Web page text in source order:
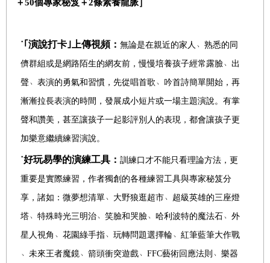
＋50個專家秘笈＋2條素養龍脈］
˙｢演說打卡｣上傳視頻： 無論是在親近的家人 ﹅ 熟悉的同
儕群組或是網路陌生的網友前，慢慢培養孩子經常露臉﹅ 出
聲﹅ 表演的勇氣和習慣，先從唱首歌 ﹅ 吟首詩簡單開始，再
漸漸拉長表演的時間，發展成小短片或一場主題演說 。有掌
聲和讚美，甚至讓孩子一起影評別人的表現，都會讓孩子更
加樂意繼續練習演說。
˙好玩易學的演練工具： 訓練口才不能只看理論方法，更
重要是實際練習，作者獨創的各種練習工具與專家秘笈分
享，諸如：微夢想清單﹅ 大野狼逛超市﹅ 超級英雄的三座燈
塔﹅ 特殊時光三明治﹅ 笑臉和哭臉﹅ 哈利波特的魔法石﹅ 外
星人視角 ﹅ 花園綠手指﹅ 玩轉問題選擇輪 ﹅ 紅筆藍筆大作戰
﹅ 未來王者魔鏡﹅ 箭頭衝突遊戲﹅ FFC藝術回應法則 ﹅ 樂器